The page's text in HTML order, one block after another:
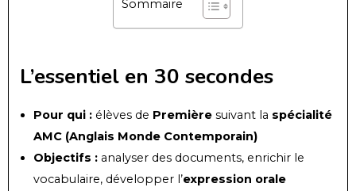
Sommaire
L’essentiel en 30 secondes
Pour qui : élèves de Première suivant la spécialité
AMC (Anglais Monde Contemporain)
Objectifs : analyser des documents, enrichir le
vocabulaire, développer l’expression orale